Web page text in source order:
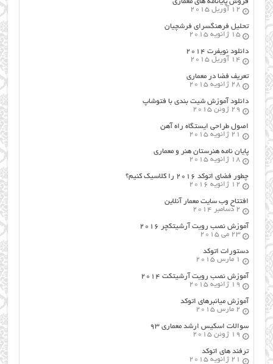
12 آوریل 2015
تحلیل فرهنگسرای فرشچیان
15 ژانویه 2015
دانلود نویفرت ۲۰۱۴
14 آوریل 2015
تعریف فضا در معماری
28 ژانویه 2015
دانلود آموزش شیت بندی با فتوشاپ
29 ژوئن 2015
اصول طراحي ایستگاه راه آهن
21 ژانویه 2015
پایان نامه هنرستان هنر و معماري
18 ژانویه 2015
چطور فضای اتوکد ۲۰۱۶ را کلاسیک کنیم؟
12 ژانویه 2016
افتتاح وب سایت معمار آنلاین
2 دسامبر 2014
آموزش نصب رویت آرشیتکچر ۲۰۱۶
23 می 2015
دستورات اتوکد
1 مارس 2015
آموزش نصب رویت آرشیتکت ۲۰۱۴
19 ژانویه 2015
آموزش میانبرهای اتوکد
2 مارس 2015
سوالات اسکیس ارشد معماری ۹۳
19 ژوئن 2015
ترفند های اتوکد
21 ژانویه 2015